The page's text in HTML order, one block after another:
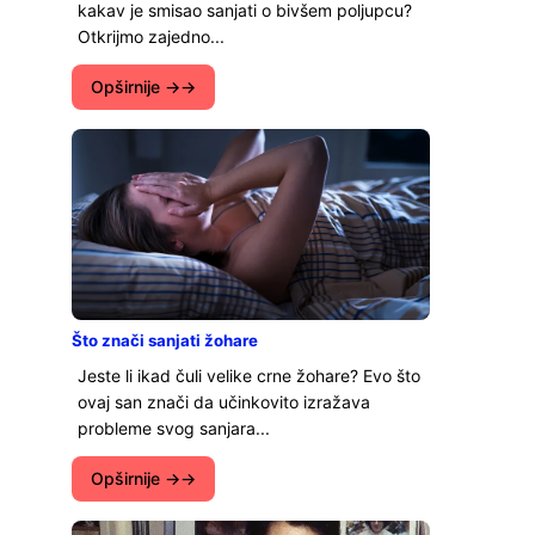
kakav je smisao sanjati o bivšem poljupcu?
Otkrijmo zajedno...
Opširnije →
Što znači sanjati žohare
Jeste li ikad čuli velike crne žohare? Evo što
ovaj san znači da učinkovito izražava
probleme svog sanjara...
Opširnije →